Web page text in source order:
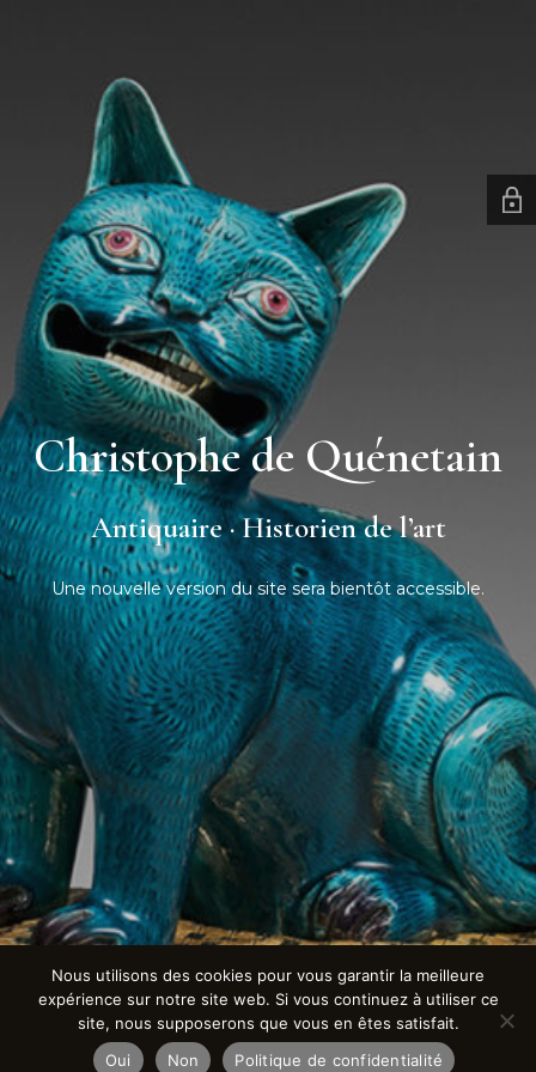
Christophe de Quénetain
Antiquaire · Historien de l’art
Une nouvelle version du site sera bientôt accessible.
Nous utilisons des cookies pour vous garantir la meilleure
expérience sur notre site web. Si vous continuez à utiliser ce
site, nous supposerons que vous en êtes satisfait.
Oui
Non Politique de confidentialité